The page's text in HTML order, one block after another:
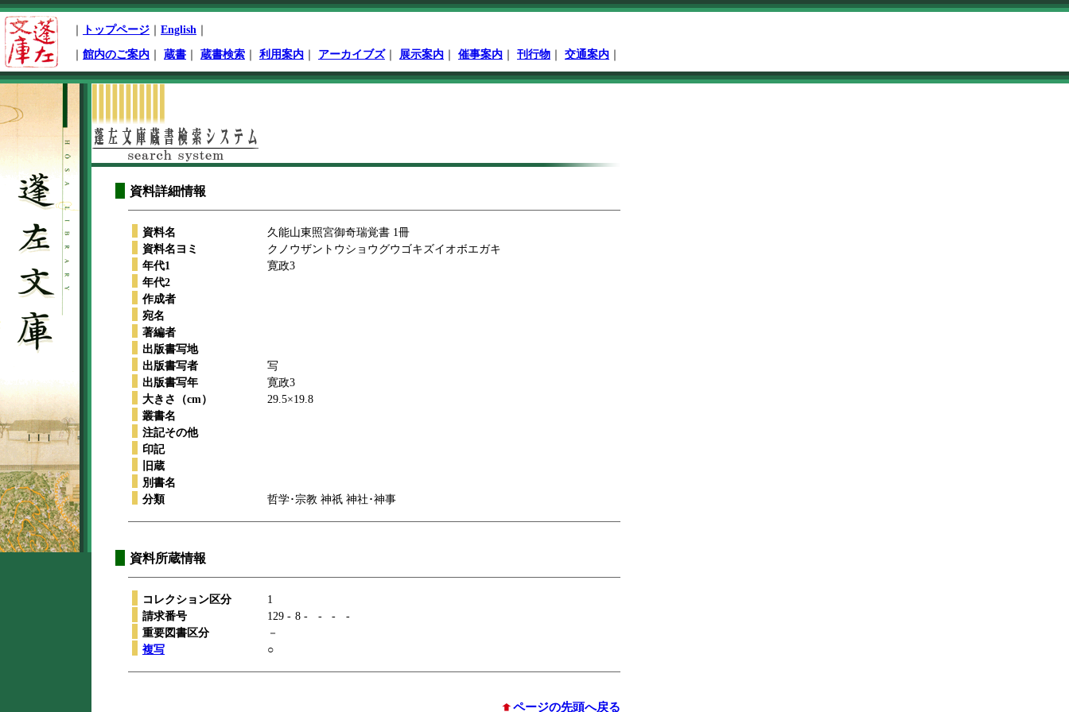
ペ
ー
ジ
先
頭
トップページ English
館内のご案内 蔵書 蔵書検索 利用案内 アーカイブズ｜ 展示案内 催事案内 刊行物 交通案内
開
始
資料詳細情報
資料名
久能山東照宮御奇瑞覚書 1冊
資料名ヨミ
クノウザントウショウグウゴキズイオボエガキ
年代1
寛政3
年代2
作成者
宛名
著編者
出版書写地
出版書写者
写
出版書写年
寛政3
大きさ（cm）
29.5×19.8
叢書名
注記その他
印記
旧蔵
別書名
分類
哲学･宗教 神祇 神社･神事
資料所蔵情報
コレクション区分
1
請求番号
129 - 8 - - -
-
重要図書区分
－
複写
○
ページの先頭へ戻る